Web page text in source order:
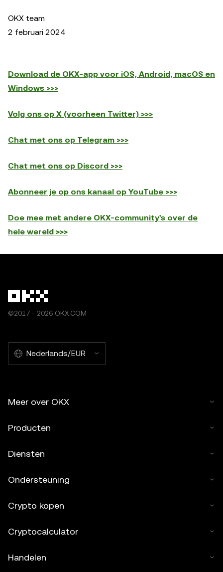
OKX team
2 februari 2024
Download de OKX-app voor iOS, Android, macOS en
Windows >>>
Volg ons op X (voorheen Twitter) >>>
Chat met ons op Telegram >>>
Chat met ons op Discord >>>
Abonneer je op ons kanaal op YouTube >>>
Doe mee met andere OKX-community's over de
hele wereld >>>
©2017 - 2026 OKX.COM
Nederlands/EUR
Meer over OKX
Producten
Diensten
Ondersteuning
Crypto kopen
Cryptocalculator
Handelen